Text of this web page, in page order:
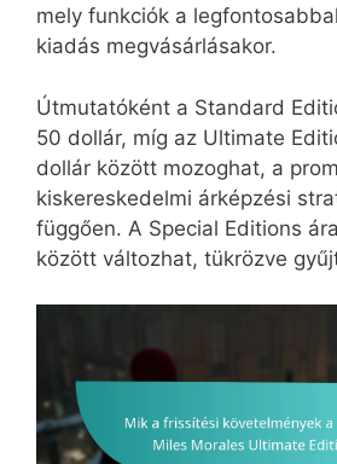
mely funkciók a
kiadás megvásárlásakor.
Útmutatóként a Standard
50 dollár, míg az Ultimate
dollár között mozoghat, a
kiskereskedelmi árképzési
függően. A Special Editions
között változhat, tükrözve